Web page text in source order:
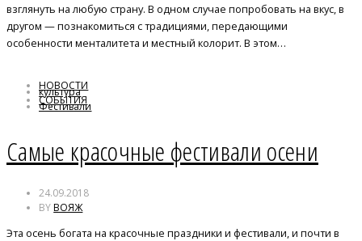
взглянуть на любую страну. В одном случае попробовать на вкус, в
другом — познакомиться с традициями, передающими
особенности менталитета и местный колорит. В этом…
НОВОСТИ
СОБЫТИЯ
культура
Фестивали
Самые красочные фестивали осени
24.09.2018
BYВОЯЖ
Эта осень богата на красочные праздники и фестивали, и почти в